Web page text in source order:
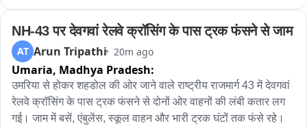
#ChhatronKiGoonj
योजनाओं की समीक्षा के साथ हितग्राहियों को लाभ वितरण, विकास कार्यों
का निरीक्षण कर जनसंवाद किया गया वहीं ग्रामीणों की शिकायतों का मौके
पर निराकरण किया गया । इस अवसर पर कलेक्टर ने छात्रावास और
आंगनबाड़ी का ओचक निरीक्षण कर जानकारी ली.
NH-43 पर देवगवां रेलवे क्रॉसिंग के पास ट्रक फंसने से जाम
AT Arun Tripathi 20m ago
Umaria, Madhya Pradesh:
उमरिया से होकर शहडोल की ओर जाने वाले राष्ट्रीय राजमार्ग 43 में देवगवां
रेलवे क्रॉसिंग के पास ट्रक फंसने से दोनों ओर वाहनों की लंबी कतार लग
गई। जाम में बसें, एंबुलेंस, स्कूल वाहन और भारी ट्रक घंटों तक फंसे रहे।